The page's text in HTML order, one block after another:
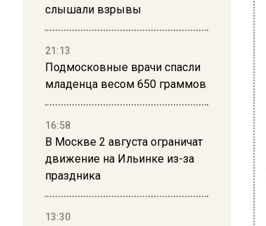
слышали взрывы
21:13
Подмосковные врачи спасли
младенца весом 650 граммов
16:58
В Москве 2 августа ограничат
движение на Ильинке из-за
праздника
13:30